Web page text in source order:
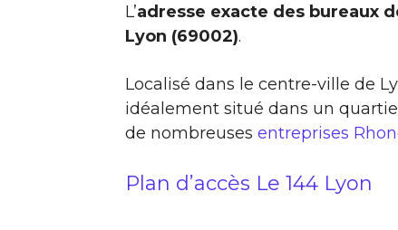
L’adresse exacte des bureaux
Lyon (69002).
Localisé dans le centre-ville de
idéalement situé dans un
de nombreuses entreprises
Plan d’accès Le 144 Lyon